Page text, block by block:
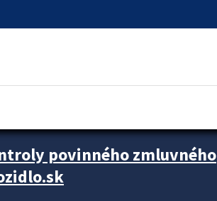
povinného zmluvného